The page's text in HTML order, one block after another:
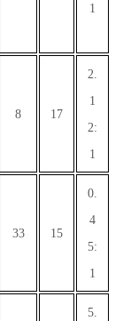
1
8 17
2.
1
2:
1
33 15
0.
4
5:
1
5.